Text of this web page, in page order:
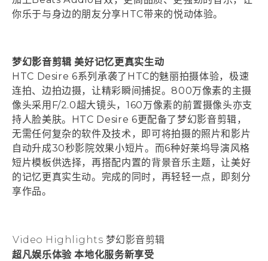
你乐于与身边的朋友分享HTC带来的悦动体验。
梦幻影音剪辑 美好记忆更真实生动
HTC Desire 6系列承袭了HTC的魅丽拍摄体验，极速
连拍、边拍边摄，让精彩瞬间捕捉。800万像素的主摄
像头采用F/2.0超大镜头，160万像素的前置摄像头亦支
持人脸美肤。HTC Desire 6更配备了梦幻影音剪辑，
无需任何复杂的软件及技术，即可将拍摄的照片和影片
自动升成30秒影院效果小短片。而6种好莱坞导演风格
短片模板供选择，再搭配内置的背景音乐主题，让美好
的记忆更真实生动。完成的同时，再轻轻一点，即刻分
享作品。
Video Highlights 梦幻影音剪辑
超凡娱乐体验 本地化服务新享受